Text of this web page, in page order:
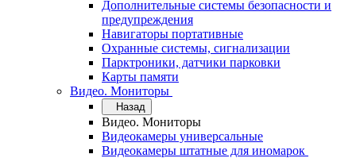
Дополнительные системы безопасности и
предупреждения
Навигаторы портативные
Охранные системы, сигнализации
Парктроники, датчики парковки
Карты памяти
Видео. Мониторы
Назад
Видео. Мониторы
Видеокамеры универсальные
Видеокамеры штатные для иномарок